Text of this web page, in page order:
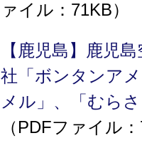
ァイル：71KB）
【鹿児島】鹿児
社「ボンタンア
メル」、「むら
（PDFファイル：